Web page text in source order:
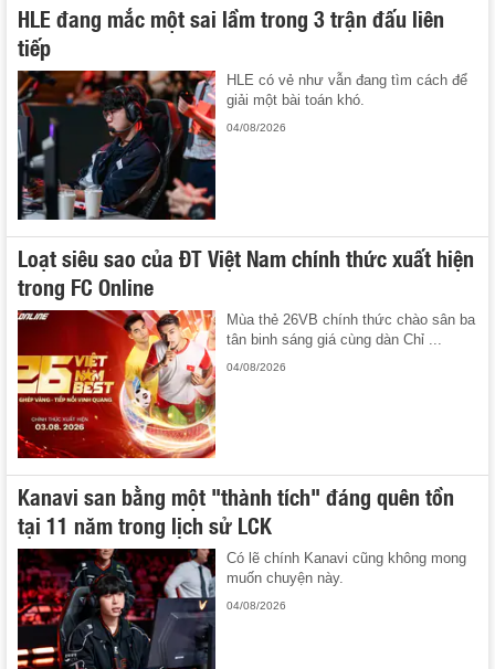
HLE đang mắc một sai lầm trong 3 trận đấu liên
tiếp
HLE có vẻ như vẫn đang tìm cách để
giải một bài toán khó.
04/08/2026
Loạt siêu sao của ĐT Việt Nam chính thức xuất hiện
trong FC Online
Mùa thẻ 26VB chính thức chào sân ba
tân binh sáng giá cùng dàn Chỉ ...
04/08/2026
Kanavi san bằng một "thành tích" đáng quên tồn
tại 11 năm trong lịch sử LCK
Có lẽ chính Kanavi cũng không mong
muốn chuyện này.
04/08/2026